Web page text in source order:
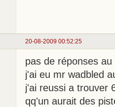
20-08-2009 00:52:25
pas de réponses
j'ai eu mr wadbled
j'ai reussi a trouver
qq'un aurait des